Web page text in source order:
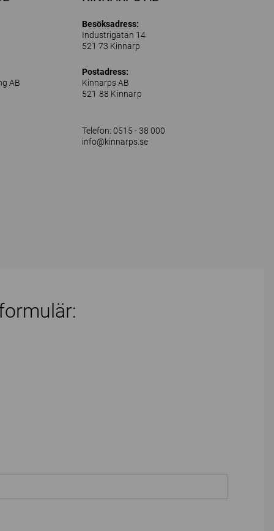
AB
Besöksadress:
Industrigatan 14
521 73 Kinnarp
Postadress:
Kinnarps AB
521 88 Kinnarp
Telefon: 0515 - 38 000
info@kinnarps.se